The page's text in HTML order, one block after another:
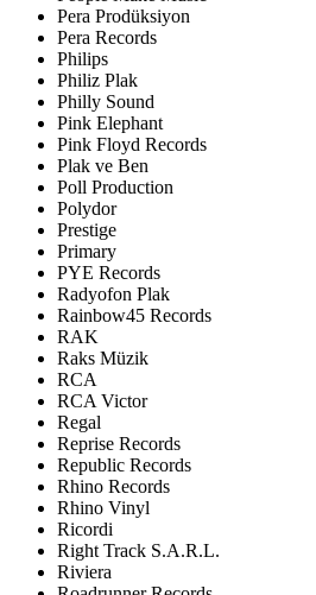
Pera Prodüksiyon
Pera Records
Philips
Philiz Plak
Philly Sound
Pink Elephant
Pink Floyd Records
Plak ve Ben
Poll Production
Polydor
Prestige
Primary
PYE Records
Radyofon Plak
Rainbow45 Records
RAK
Raks Müzik
RCA
RCA Victor
Regal
Reprise Records
Republic Records
Rhino Records
Rhino Vinyl
Ricordi
Right Track S.A.R.L.
Riviera